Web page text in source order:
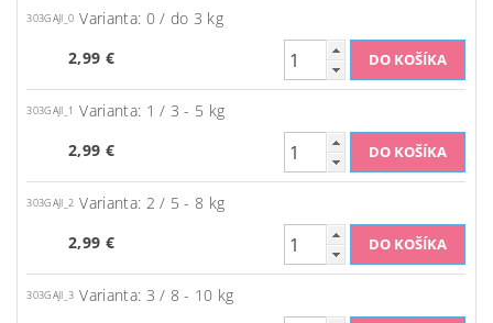
303GAJI_0 Varianta: 0 / do 3 kg
2,99 €
303GAJI_1
Varianta: 1 / 3 - 5 kg
2,99 €
303GAJI_2 Varianta: 2 / 5 - 8 kg
2,99 €
303GAJI_3 Varianta: 3 / 8 - 10 kg